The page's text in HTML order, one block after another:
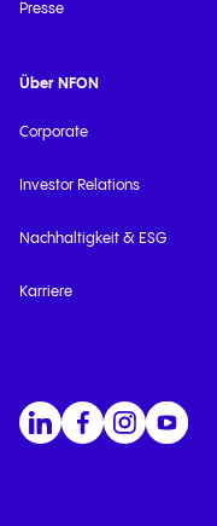
Presse
Über NFON
Corporate
Investor Relations
Nachhaltigkeit & ESG
Karriere